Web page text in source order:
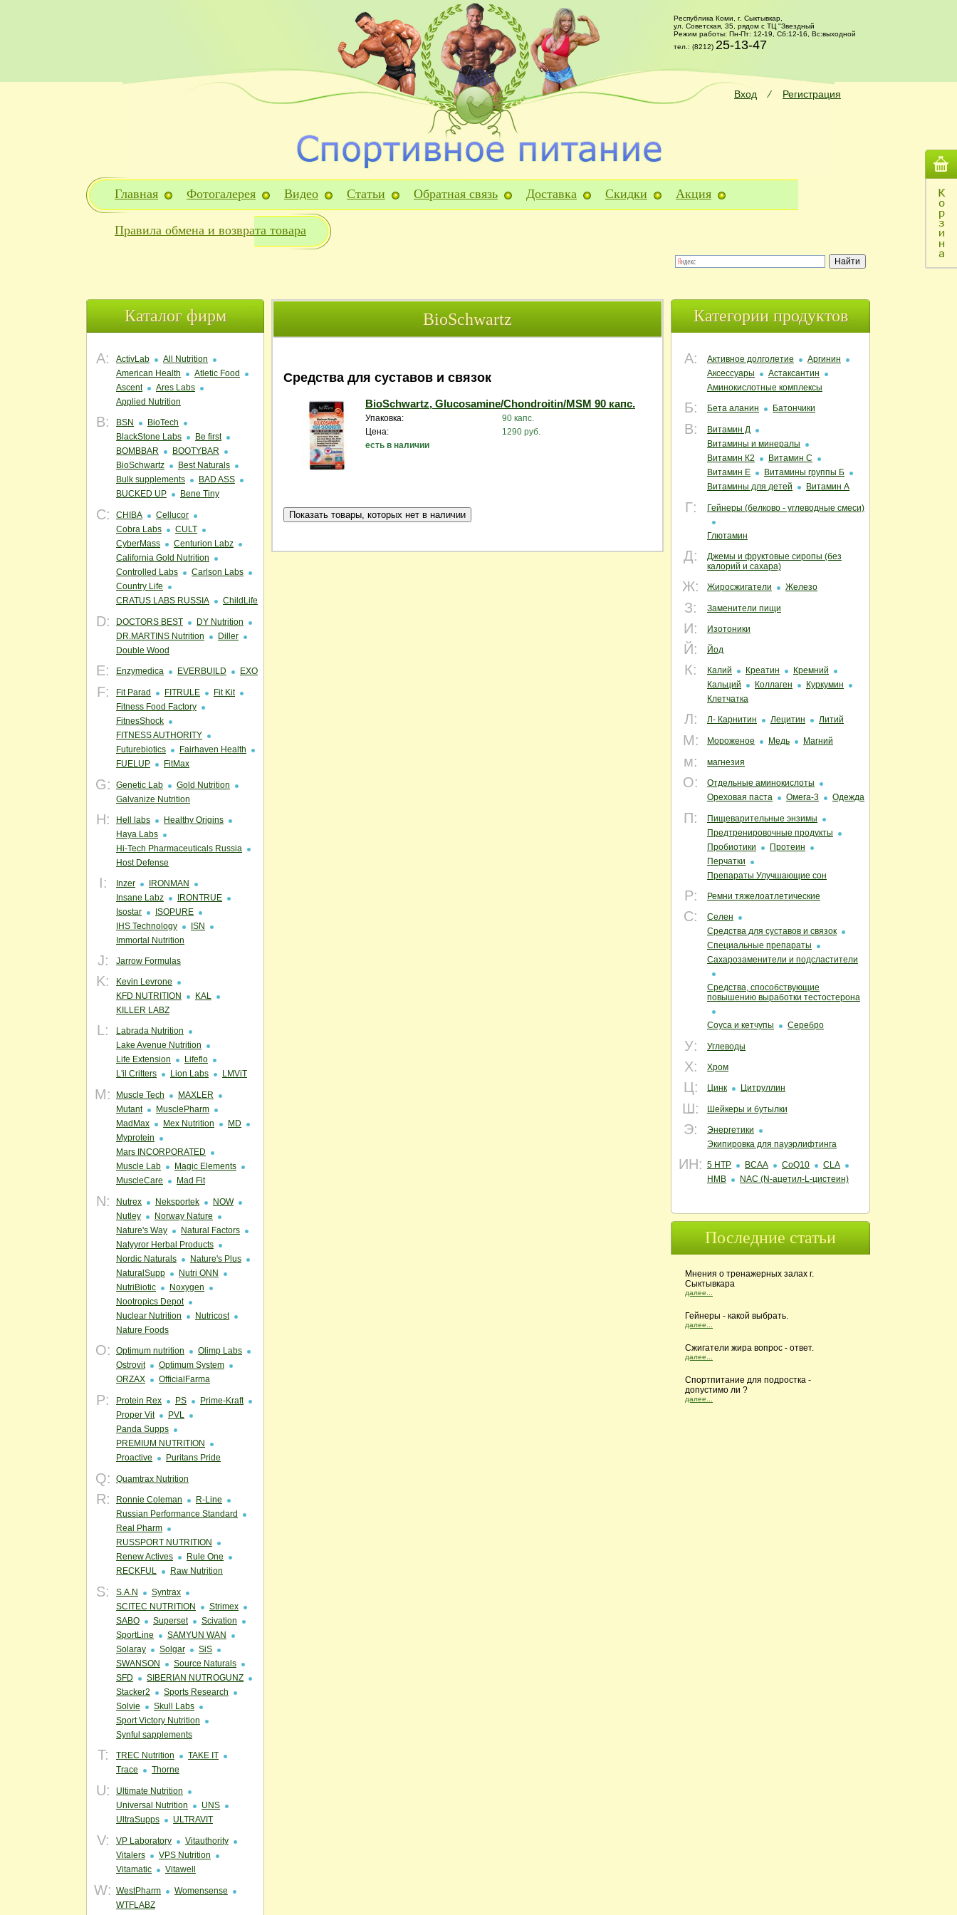
Республика Коми, г. Сыктывкар,
ул. Советская, 35, рядом с ТЦ "Звездный
Режим работы: Пн-Пт: 12-19, Сб:12-16, Вс:выходной
тел.: (8212) 25-13-47
Вход ⁄ Регистрация
Главная Фотогалерея Видео Статьи Обратная связь Доставка Скидки Акция
Правила обмена и возврата товара
Каталог фирм
A: ActivLab
All Nutrition
American Health
Atletic Food
Ascent
Ares Labs
Applied Nutrition
B: BSN
BioTech
BlackStone Labs
Be first
BOMBBAR
BOOTYBAR
BioSchwartz
Best Naturals
Bulk supplements
BAD ASS
BUCKED UP
Bene Tiny
C: CHIBA
Cellucor
Cobra Labs
CULT
CyberMass
Centurion Labz
California Gold Nutrition
Controlled Labs
Carlson Labs
Country Life
CRATUS LABS RUSSIA
ChildLife
D: DOCTORS BEST
DY Nutrition
DR.MARTINS Nutrition
Diller
Double Wood
E: Enzymedica EVERBUILD EXO
F: Fit Parad FITRULE
Fit Kit
Fitness Food Factory
FitnesShock
FITNESS AUTHORITY
Futurebiotics
Fairhaven Health
FUELUP
FitMax
G: Genetic Lab
Gold Nutrition
Galvanize Nutrition
H: Hell labs
Healthy Origins
Haya Labs
Hi-Tech Pharmaceuticals Russia
Host Defense
I: Inzer
IRONMAN
Insane Labz
IRONTRUE
Isostar
ISOPURE
IHS Technology
ISN
Immortal Nutrition
J: Jarrow Formulas
K:
Kevin Levrone
KFD NUTRITION
KAL
KILLER LABZ
L:
Labrada Nutrition
Lake Avenue Nutrition
Life Extension
Lifeflo
L'il Critters
Lion Labs LMViT
M: Muscle Tech
MAXLER
Mutant
MusclePharm
MadMax
Mex Nutrition
MD
Myprotein
Mars INCORPORATED
Muscle Lab
Magic Elements
MuscleCare
Mad Fit
N: Nutrex Neksportek
NOW
Nutley
Norway Nature
Nature's Way
Natural Factors
Natyyror Herbal Products
Nordic Naturals
Nature's Plus
NaturalSupp
Nutri ONN
NutriBiotic
Noxygen
Nootropics Depot
Nuclear Nutrition
Nutricost
Nature Foods
O: Optimum nutrition
Olimp Labs
Ostrovit
Optimum System
ORZAX
OfficialFarma
P: Protein Rex PS
Prime-Kraft
Proper Vit
PVL
Panda Supps
PREMIUM NUTRITION
Proactive
Puritans Pride
Q: Quamtrax Nutrition
R: Ronnie Coleman
R-Line
Russian Performance Standard
Real Pharm
RUSSPORT NUTRITION
Renew Actives
Rule One
RECKFUL
Raw Nutrition
S: S.A.N
Syntrax
SCITEC NUTRITION
Strimex
SABO
Superset
Scivation
SportLine
SAMYUN WAN
Solaray
Solgar
SiS
SWANSON
Source Naturals
SFD
SIBERIAN NUTROGUNZ
Stacker2
Sports Research
Solvie
Skull Labs
Sport Victory Nutrition
Synful sapplements
T: TREC Nutrition
TAKE IT
Trace
Thorne
U:
Ultimate Nutrition
Universal Nutrition
UNS
UltraSupps
ULTRAVIT
V: VP Laboratory
Vitauthority
Vitalers
VPS Nutrition
Vitamatic
Vitawell
W: WestPharm
Womensense
WTFLABZ
BioSchwartz
Средства для суставов и связок
BioSchwartz, Glucosamine/Chondroitin/MSM 90 капс.
Упаковка:
90 капс.
Цена:
1290 руб.
есть в наличии
Категории продуктов
А: Активное долголетие
Аргинин
Аксессуары
Астаксантин
Аминокислотные комплексы
Б: Бета аланин Батончики
В:
Витамин Д
Витамины и минералы
Витамин К2
Витамин С
Витамин Е
Витамины группы Б
Витамины для детей
Витамин А
Г: Гейнеры (белково - углеводные смеси)
Глютамин
Д:
Джемы и фруктовые сиропы (без
калорий и сахара)
Ж: Жиросжигатели Железо
З: Заменители пищи
И: Изотоники
Й: Йод
К: Калий Креатин
Кремний
Кальций
Коллаген
Куркумин
Клетчатка
Л: Л- Карнитин Лецитин Литий
М: Мороженое Медь Магний
м: магнезия
О:
Отдельные аминокислоты
Ореховая паста
Омега-3 Одежда
П:
Пищеварительные энзимы
Предтренировочные продукты
Пробиотики
Протеин
Перчатки
Препараты Улучшающие сон
Р: Ремни тяжелоатлетические
С:
Селен
Средства для суставов и связок
Специальные препараты
Сахарозаменители и подсластители
Средства, способствующие
повышению выработки тестостерона
Соуса и кетчупы Серебро
У: Углеводы
Х: Хром
Ц: Цинк Цитруллин
Ш: Шейкеры и бутылки
Э:
Энергетики
Экипировка для пауэрлифтинга
ИН: 5 HTP BCAA CoQ10
CLA
HMB
NAC (N‑ацетил‑L‑цистеин)
Последние статьи
Мнения о тренажерных залах г.
Сыктывкара
далее...
Гейнеры - какой выбрать.
далее...
Сжигатели жира вопрос - ответ.
далее...
Cпортпитание для подростка -
допустимо ли ?
далее...